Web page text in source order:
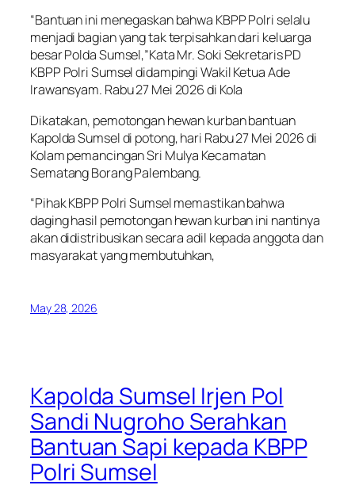
“Bantuan ini menegaskan bahwa KBPP Polri selalu
menjadi bagian yang tak terpisahkan dari keluarga
besar Polda Sumsel,”Kata Mr. Soki Sekretaris PD
KBPP Polri Sumsel didampingi Wakil Ketua Ade
Irawansyam. Rabu 27 Mei 2026 di Kola
Dikatakan, pemotongan hewan kurban bantuan
Kapolda Sumsel di potong, hari Rabu 27 Mei 2026 di
Kolam pemancingan Sri Mulya Kecamatan
Sematang Borang Palembang.
“Pihak KBPP Polri Sumsel memastikan bahwa
daging hasil pemotongan hewan kurban ini nantinya
akan didistribusikan secara adil kepada anggota dan
masyarakat yang membutuhkan,
May 28, 2026
Kapolda Sumsel Irjen Pol
Sandi Nugroho Serahkan
Bantuan Sapi kepada KBPP
Polri Sumsel